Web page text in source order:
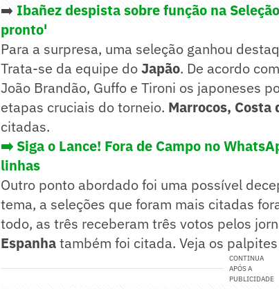
➡️ Ibañez despista sobre função na
pronto'
Para a surpresa, uma seleção ganhou
Trata-se da equipe doJapão. De acordo
João Brandão, Guffo e Tironi os japoneses
etapas cruciais do torneio. Marrocos, Costa
citadas.
➡️ Siga o Lance! Fora de Campo no
linhas
Outro ponto abordado foi uma possível
tema, a seleções que foram mais citadas
todo, as três receberam três votos pelos
Espanhatambém foi citada. Veja os
CONTINUA
APÓS A
PUBLICIDADE